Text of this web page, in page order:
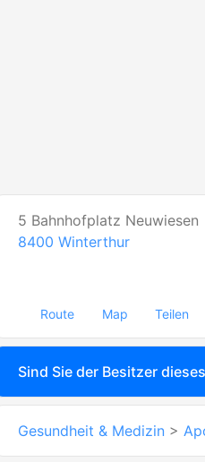
5 Bahnhofplatz Neuwiesen
8400 Winterthur
Route Map Teilen
Sind Sie der Besitzer
Gesundheit & Medizin >